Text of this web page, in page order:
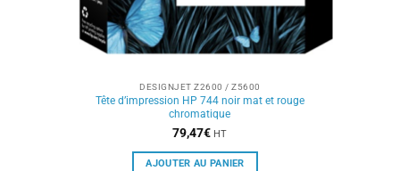
DESIGNJET Z2600 / Z5600
Tête d’impression HP 744 noir mat et rouge
chromatique
79,47€ HT
AJOUTER AU PANIER